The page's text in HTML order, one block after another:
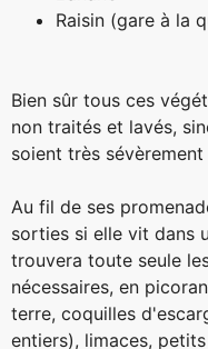
Raisin (gare à la
Bien sûr tous ces
non traités et lavés,
soient très sévèrement
Au fil de ses
sorties si elle vit dans
trouvera toute seule
nécessaires, en
terre, coquilles
entiers), limaces,